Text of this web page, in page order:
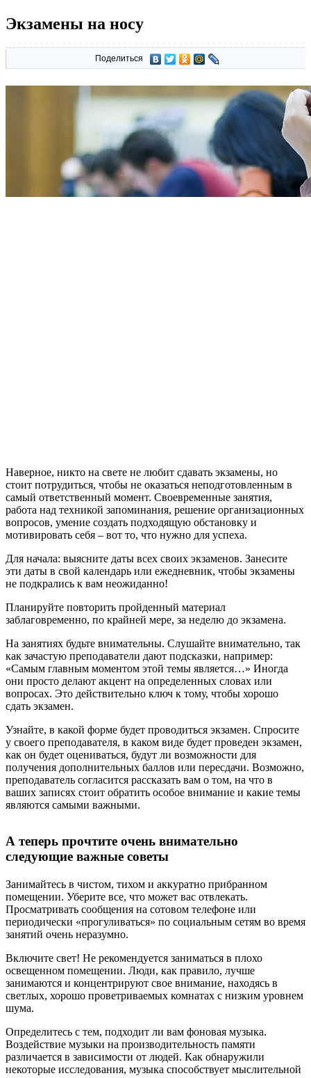
Экзамены на носу
Поделиться
Наверное, никто на свете не любит сдавать экзамены, но
стоит потрудиться, чтобы не оказаться неподготовленным в
самый ответственный момент. Своевременные занятия,
работа над техникой запоминания, решение организационных
вопросов, умение создать подходящую обстановку и
мотивировать себя – вот то, что нужно для успеха.
Для начала: выясните даты всех своих экзаменов. Занесите
эти даты в свой календарь или ежедневник, чтобы экзамены
не подкрались к вам неожиданно!
Планируйте повторить пройденный материал
заблаговременно, по крайней мере, за неделю до экзамена.
На занятиях будьте внимательны. Слушайте внимательно, так
как зачастую преподаватели дают подсказки, например:
«Самым главным моментом этой темы является…» Иногда
они просто делают акцент на определенных словах или
вопросах. Это действительно ключ к тому, чтобы хорошо
сдать экзамен.
Узнайте, в какой форме будет проводиться экзамен. Спросите
у своего преподавателя, в каком виде будет проведен экзамен,
как он будет оцениваться, будут ли возможности для
получения дополнительных баллов или пересдачи. Возможно,
преподаватель согласится рассказать вам о том, на что в
ваших записях стоит обратить особое внимание и какие темы
являются самыми важными.
А теперь прочтите очень внимательно
следующие важные советы
Занимайтесь в чистом, тихом и аккуратно прибранном
помещении. Уберите все, что может вас отвлекать.
Просматривать сообщения на сотовом телефоне или
периодически «прогуливаться» по социальным сетям во время
занятий очень неразумно.
Включите свет! Не рекомендуется заниматься в плохо
освещенном помещении. Люди, как правило, лучше
занимаются и концентрируют свое внимание, находясь в
светлых, хорошо проветриваемых комнатах с низким уровнем
шума.
Определитесь с тем, подходит ли вам фоновая музыка.
Воздействие музыки на производительность памяти
различается в зависимости от людей. Как обнаружили
некоторые исследования, музыка способствует мыслительной